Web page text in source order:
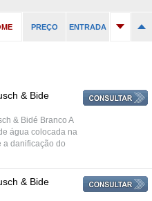
PREÇO ENTRADA
& Bide
& Bidé Branco A
água colocada na
a danificação do
& Bide